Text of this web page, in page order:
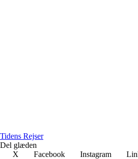
Tidens Rejser
Del glæden
X
Facebook Instagram